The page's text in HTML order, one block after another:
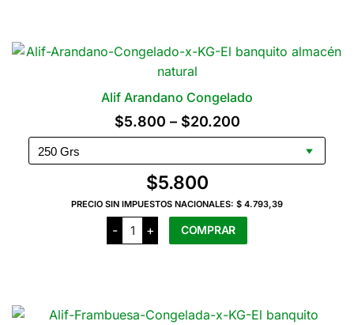
Alif Arandano Congelado
$5.800 – $20.200Rango
de
precios:
$5.800
$5.800
PRECIO SIN IMPUESTOS NACIONALES: $ 4.793,39
-
Alif
Arandano
Congelado
+ COMPRAR
varias